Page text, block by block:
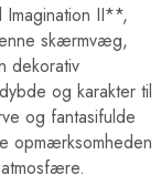
II**,
skærmvæg,
dekorativ
og karakter til
og fantasifulde
opmærksomheden